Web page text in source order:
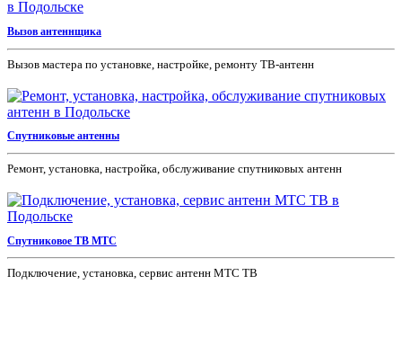
Вызов антеннщика
Вызов мастера по установке, настройке, ремонту ТВ-антенн
Спутниковые антенны
Ремонт, установка, настройка, обслуживание спутниковых антенн
Спутниковое ТВ МТС
Подключение, установка, сервис антенн МТС ТВ